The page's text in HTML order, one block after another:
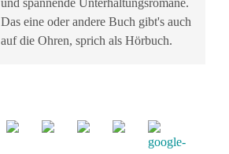
und spannende Unterhaltungsromane.
Das eine oder andere Buch gibt's auch
auf die Ohren, sprich als Hörbuch.